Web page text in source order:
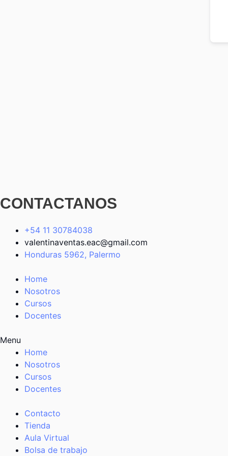
CONTACTANOS
+54 11 30784038
valentinaventas.eac@gmail.com
Honduras 5962, Palermo
Home
Nosotros
Cursos
Docentes
Menu
Home
Nosotros
Cursos
Docentes
Contacto
Tienda
Aula Virtual
Bolsa de trabajo